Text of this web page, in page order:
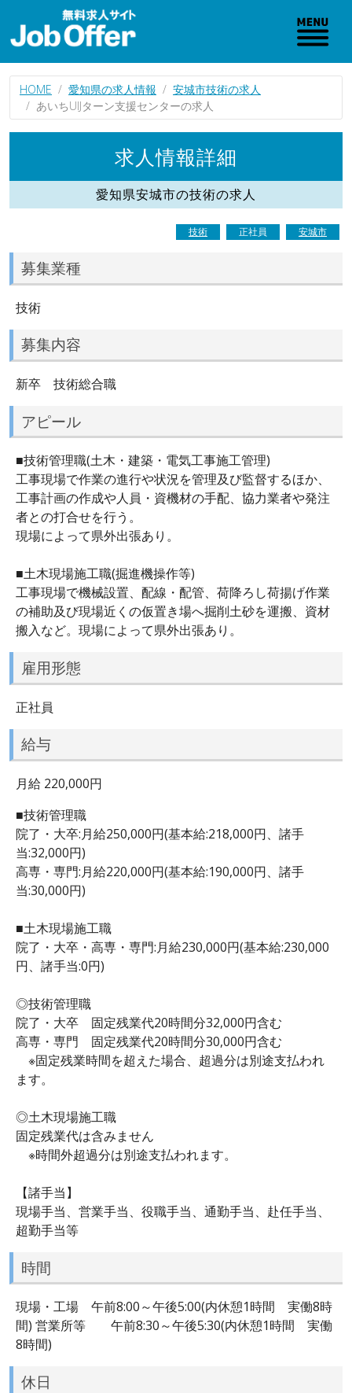
HOME 愛知県の求人情報
安城市技術の求人
あいちUIJターン支援センターの求人
求人情報詳細
愛知県安城市の技術の求人
技術 正社員 安城市
募集業種
技術
募集内容
新卒 技術総合職
アピール
■技術管理職(土木・建築・電気工事施工管理)
工事現場で作業の進行や状況を管理及び監督するほか、
工事計画の作成や人員・資機材の手配、協力業者や発注
者との打合せを行う。
現場によって県外出張あり。
■土木現場施工職(掘進機操作等)
工事現場で機械設置、配線・配管、荷降ろし荷揚げ作業
の補助及び現場近くの仮置き場へ掘削土砂を運搬、資材
搬入など。現場によって県外出張あり。
雇用形態
正社員
給与
月給 220,000円
■技術管理職
院了・大卒:月給250,000円(基本給:218,000円、諸手
当:32,000円)
高専・専門:月給220,000円(基本給:190,000円、諸手
当:30,000円)
■土木現場施工職
院了・大卒・高専・専門:月給230,000円(基本給:230,000
円、諸手当:0円)
◎技術管理職
院了・大卒 固定残業代20時間分32,000円含む
高専・専門 固定残業代20時間分30,000円含む
※固定残業時間を超えた場合、超過分は別途支払われ
ます。
◎土木現場施工職
固定残業代は含みません
※時間外超過分は別途支払われます。
【諸手当】
現場手当、営業手当、役職手当、通勤手当、赴任手当、
超勤手当等
時間
現場・工場 午前8:00～午後5:00(内休憩1時間 実働8時
間) 営業所等 午前8:30～午後5:30(内休憩1時間 実働
8時間)
休日